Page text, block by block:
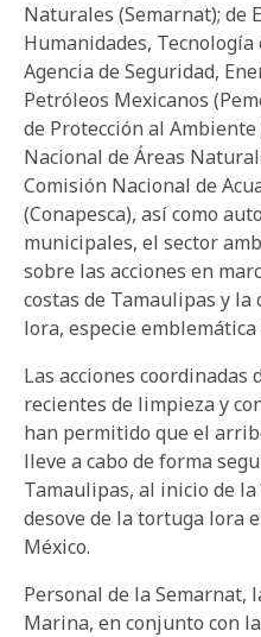
Naturales (Semarnat); de
Humanidades,
Agencia de Seguridad,
Petróleos Mexicanos
de Protección al
Nacional de Áreas
Comisión Nacional de
(Conapesca), así como
municipales, el sector
sobre las acciones en
costas de Tamaulipas y
lora, especie
Las acciones coordinadas
recientes de limpieza y
han permitido que el
lleve a cabo de forma
Tamaulipas, al inicio de
desove de la tortuga lora
México.
Personal de la Semarnat,
Marina, en conjunto con